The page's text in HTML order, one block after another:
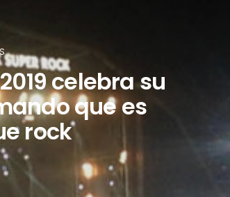
celebra su
que es
rock